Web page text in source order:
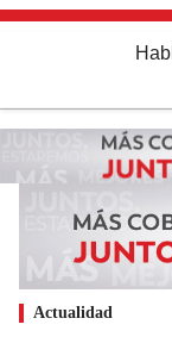
Actualidad